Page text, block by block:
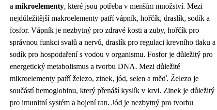
a mikroelementy, které jsou potřeba v menším množství. Mezi
nejdůležitější makroelementy patří vápník, hořčík, draslík, sodík a
fosfor. Vápník je nezbytný pro zdravé kosti a zuby, hořčík pro
správnou funkci svalů a nervů, draslík pro regulaci krevního tlaku a
sodík pro hospodaření s vodou v organismu. Fosfor je důležitý pro
energetický metabolismus a tvorbu DNA. Mezi důležité
mikroelementy patří železo, zinek, jód, selen a měď. Železo je
součástí hemoglobinu, který přenáší kyslík v krvi. Zinek je důležitý
pro imunitní systém a hojení ran. Jód je nezbytný pro tvorbu